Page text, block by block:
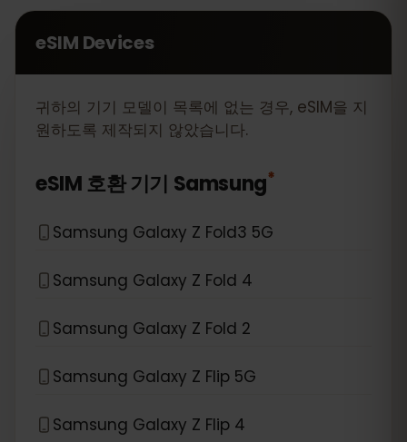
eSIM Devices
귀하의 기기 모델이 목록에 없는 경우, eSIM을 지
원하도록 제작되지 않았습니다.
eSIM 호환 기기 Samsung*
Samsung Galaxy Z Fold3 5G
Samsung Galaxy Z Fold 4
Samsung Galaxy Z Fold 2
Samsung Galaxy Z Flip 5G
Samsung Galaxy Z Flip 4